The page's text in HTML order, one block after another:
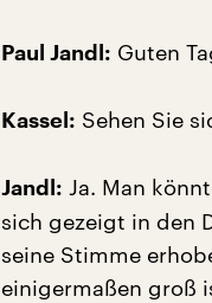
Paul Jandl: Guten
Kassel: Sehen Sie
Jandl: Ja. Man
sich gezeigt in den
seine Stimme
einigermaßen groß